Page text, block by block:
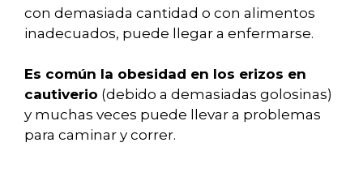
con demasiada cantidad o con alimentos
inadecuados, puede llegar a enfermarse.
Es común la obesidad en los erizos en
cautiverio (debido a demasiadas golosinas)
y muchas veces puede llevar a problemas
para caminar y correr.